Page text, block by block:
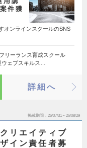
件獲
オンラインスクールのSNS
リーランス育成スクール
ウェブスキルス…
詳細へ
掲載期間 26/07/31～26/08/29
リエイティブ
イン責任者募